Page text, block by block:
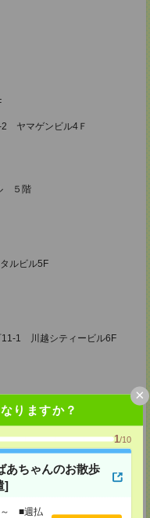
りますか？
1/10
あちゃんのお散歩
]
～ ■週払
×
ヤマゲンビル4Ｆ
５階
ルビル5F
1 川越シティービル6F
ル5 5F
ハマビル 3階